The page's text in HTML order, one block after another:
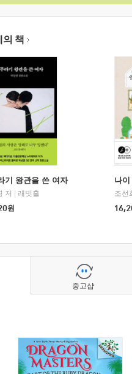
책
기 왕관을 쓴 여자
저
래빗홀
원
나
조선
중고샵